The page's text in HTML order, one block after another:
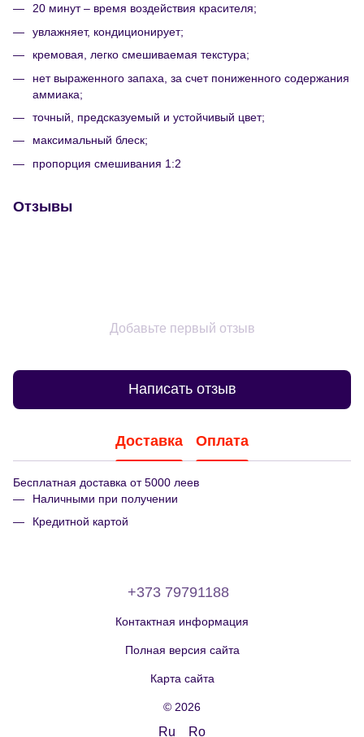
20 минут – время воздействия красителя;
увлажняет, кондиционирует;
кремовая, легко смешиваемая текстура;
нет выраженного запаха, за счет пониженного содержания
аммиака;
точный, предсказуемый и устойчивый цвет;
максимальный блеск;
пропорция смешивания 1:2
Отзывы
Добавьте первый отзыв
Написать отзыв
Доставка Оплата
Бесплатная доставка от 5000 леев
Наличными при получении
Кредитной картой
+373 79791188
Контактная информация
Полная версия сайта
Карта сайта
© 2026
Ru Ro